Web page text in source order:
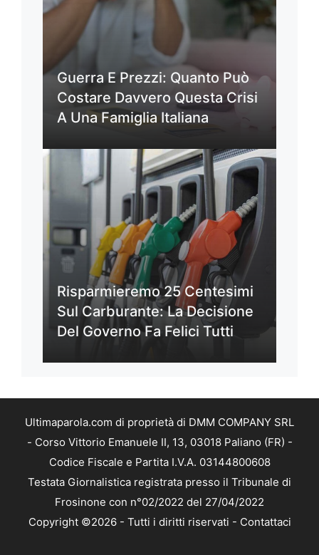
Guerra E Prezzi: Quanto Può
Costare Davvero Questa Crisi
A Una Famiglia Italiana
Risparmieremo 25 Centesimi
Sul Carburante: La Decisione
Del Governo Fa Felici Tutti
Ultimaparola.com di proprietà di DMM COMPANY SRL
- Corso Vittorio Emanuele II, 13, 03018 Paliano (FR) -
Codice Fiscale e Partita I.V.A. 03144800608
Testata Giornalistica registrata presso il Tribunale di
Frosinone con n°02/2022 del 27/04/2022
Copyright ©2026 - Tutti i diritti riservati - Contattaci